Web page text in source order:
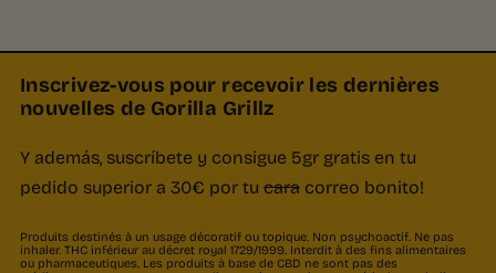
Inscrivez-vous pour recevoir les dernières
nouvelles de Gorilla Grillz
Y además, suscríbete y consigue 5gr gratis en tu
pedido superior a 30€ por tu cara correo bonito!
Produits destinés à un usage décoratif ou topique. Non psychoactif. Ne pas
inhaler. THC inférieur au décret royal 1729/1999. Interdit à des fins alimentaires
ou pharmaceutiques. Les produits à base de CBD ne sont pas des